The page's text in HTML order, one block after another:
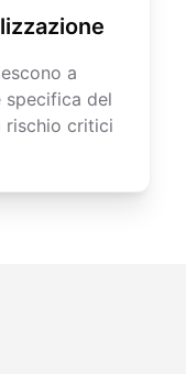
a
specifica del
rischio critici